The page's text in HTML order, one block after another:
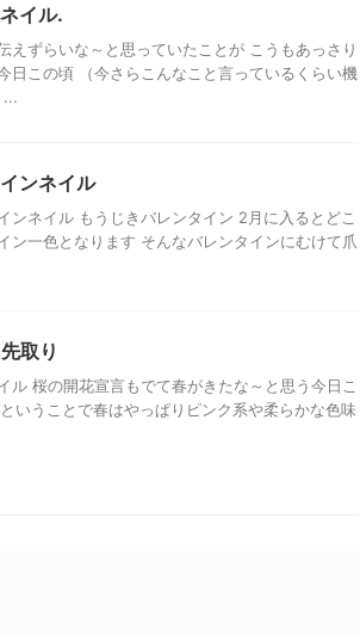
イル.
えずらいな～と思っていたことが こうもあっさり
日この頃 （今さらこんなこと言っているくらい機
...
ンネイル
ンネイル もうじきバレンタイン 2月に入るとどこ
ン一色となります そんなバレンタインにむけて爪
取り
ル 桜の開花宣言もでて春がきたな～と思う今日こ
うことで春はやっぱりピンク系や柔らかな色味